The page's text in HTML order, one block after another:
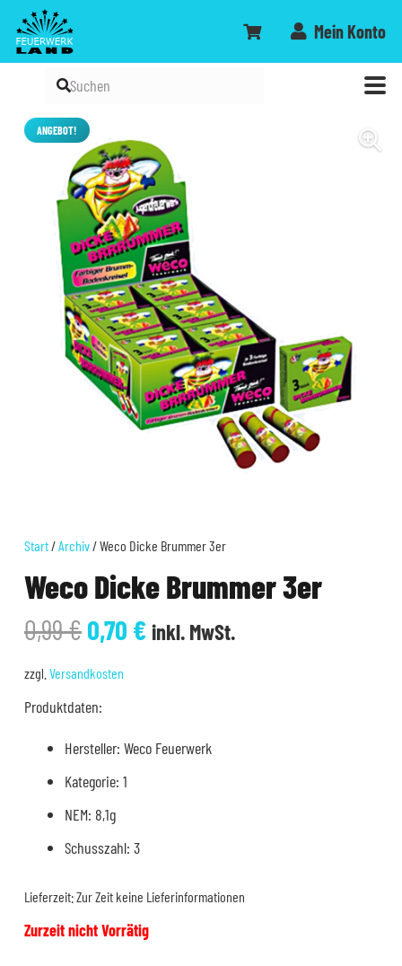
Mein Konto
ANGEBOT!
Start/Archiv/ Weco Dicke Brummer 3er
Weco Dicke Brummer 3er
0,99€Ursprünglicher
Preis
war:
0,99 €
0,70 €Aktueller
inkl. MwSt.
zzgl. Versandkosten
Produktdaten:
Hersteller: Weco Feuerwerk
Kategorie: 1
NEM: 8,1g
Schusszahl: 3
Lieferzeit:Zur Zeit keine Lieferinformationen
Zurzeit nicht Vorrätig